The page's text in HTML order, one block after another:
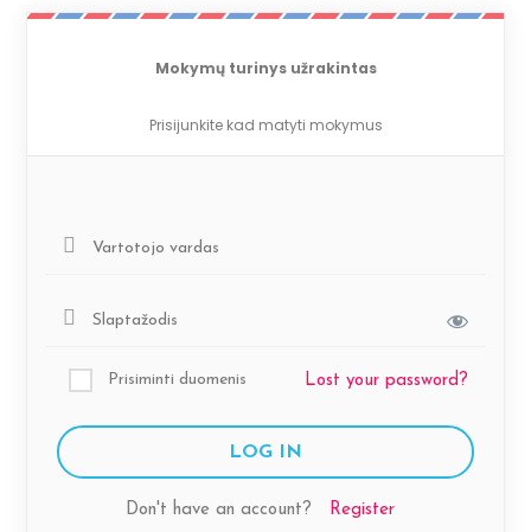
Mokymų turinys užrakintas
Prisijunkite kad matyti mokymus
Prisiminti duomenis Lost your password?
Don't have an account? Register